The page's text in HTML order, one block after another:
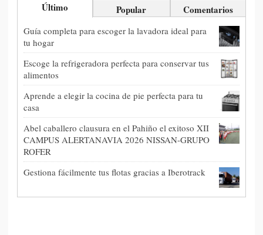
Último Popular Comentarios
Guía completa para escoger la lavadora ideal para
tu hogar
Escoge la refrigeradora perfecta para conservar tus
alimentos
Aprende a elegir la cocina de pie perfecta para tu
casa
Abel caballero clausura en el Pahiño el exitoso XII
CAMPUS ALERTANAVIA 2026 NISSAN-GRUPO
ROFER
Gestiona fácilmente tus flotas gracias a Iberotrack